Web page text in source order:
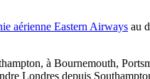
aérienne Eastern Airwaysau
à Bournemouth,
Londres depuis